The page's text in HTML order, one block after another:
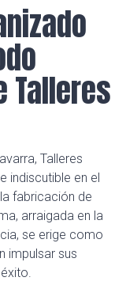
Talleres
Talleres
indiscutible en el
fabricación de
arraigada en la
se erige como
impulsar sus